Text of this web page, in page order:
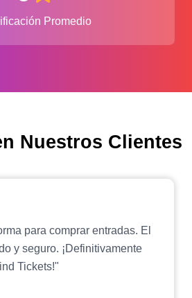
Promedio
Nuestros Clientes
para comprar entradas. El
y seguro. ¡Definitivamente
Tickets!"